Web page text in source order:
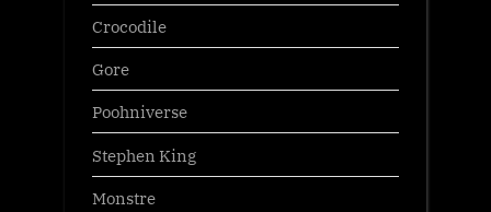
Crocodile
Gore
Poohniverse
Stephen King
Monstre